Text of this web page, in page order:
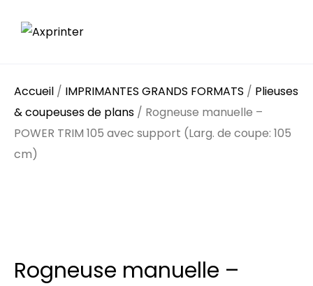
Accueil / IMPRIMANTES GRANDS FORMATS / Plieuses
& coupeuses de plans / Rogneuse manuelle –
POWER TRIM 105 avec support (Larg. de coupe: 105
cm)
Rogneuse manuelle –